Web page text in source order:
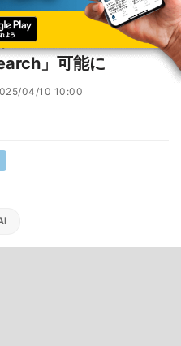
モデル「Flash」登
」可能に
04/10 10:00